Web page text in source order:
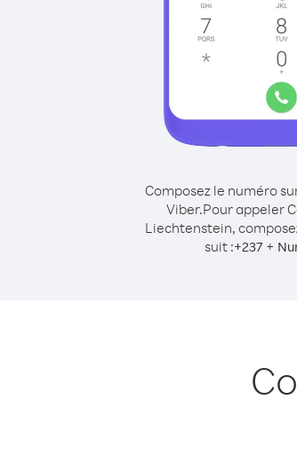
Composez le numéro
Viber.Pour appeler
Liechtenstein,
suit :+237 +